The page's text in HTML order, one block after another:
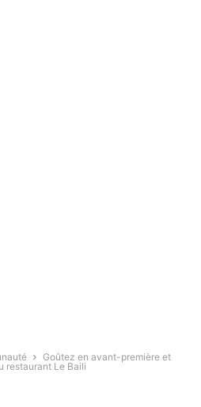
Goûtez en avant-première et
restaurant Le Baili